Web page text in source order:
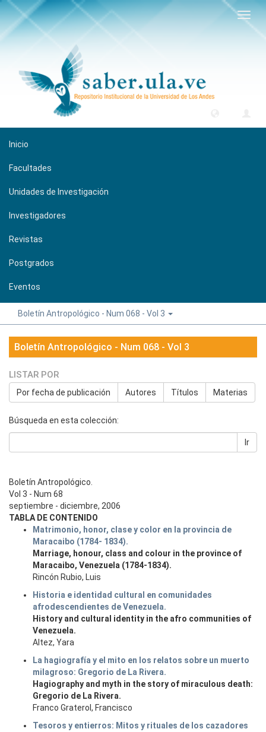
Inicio
Facultades
Unidades de Investigación
Investigadores
Revistas
Postgrados
Eventos
Boletín Antropológico - Num 068 - Vol 3
Boletín Antropológico - Num 068 - Vol 3
LISTAR POR
Por fecha de publicación Autores Títulos Materias
Búsqueda en esta colección:
Ir
Boletín Antropológico.
Vol 3 - Num 68
septiembre - diciembre, 2006
TABLA DE CONTENIDO
Matrimonio, honor, clase y color en la provincia de
Maracaibo (1784- 1834).
Marriage, honour, class and colour in the province of
Maracaibo, Venezuela (1784-1834).
Rincón Rubio, Luis
Historia e identidad cultural en comunidades
afrodescendientes de Venezuela.
History and cultural identity in the afro communities of
Venezuela.
Altez, Yara
La hagiografía y el mito en los relatos sobre un muerto
milagroso: Gregorio de La Rivera.
Hagiography and myth in the story of miraculous death:
Gregorio de La Rivera.
Franco Graterol, Francisco
Tesoros y entierros: Mitos y rituales de los cazadores